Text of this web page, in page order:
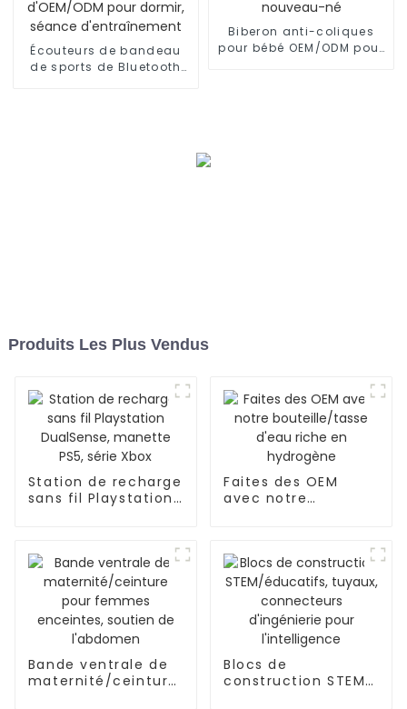
Écouteurs de bandeau
de sports de Bluetooth
Biberon anti-coliques
pour bébé OEM/ODM pour
Produits Les Plus Vendus
Station de recharge
sans fil Playstation
Faites des OEM
avec notre
Bande ventrale de
maternité/ceinture
Blocs de
construction STEM/